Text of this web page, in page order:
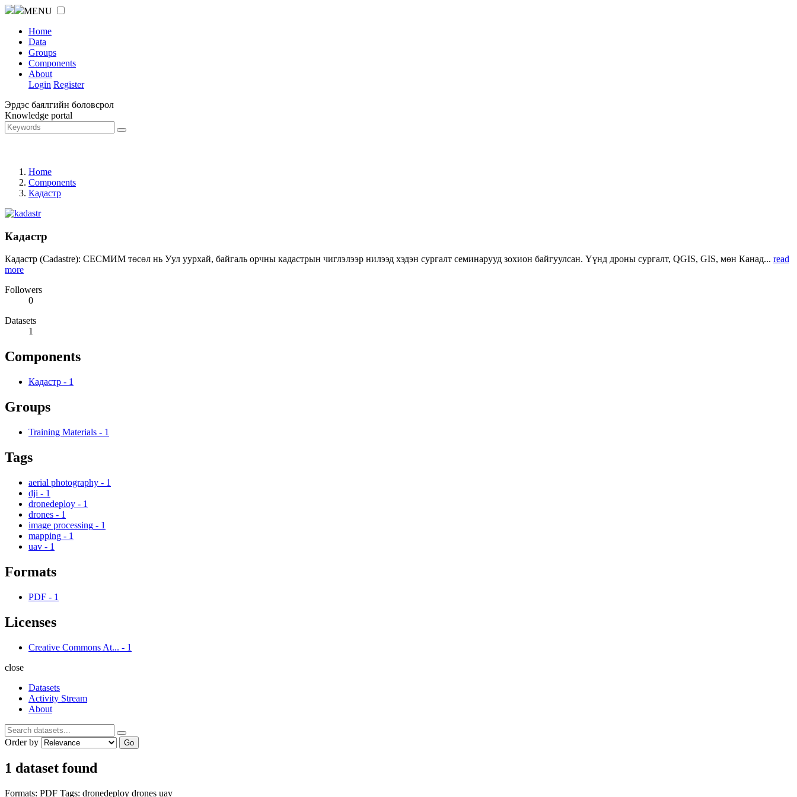
MENU
Home
Data
Groups
Components
About
Login Register
Эрдэс баялгийн боловсрол
Knowledge portal
Home
Components
Кадастр
Кадастр
Кадастр (Cadastre): СЕСМИМ төсөл нь Уул уурхай, байгаль орчны кадастрын чиглэлээр нилээд хэдэн сургалт семинарууд зохион байгуулсан. Үүнд дроны сургалт, QGIS, GIS, мөн Канад... read
more
Followers
0
Datasets
1
Components
Кадастр - 1
Groups
Training Materials - 1
Tags
aerial photography - 1
dji - 1
dronedeploy - 1
drones - 1
image processing - 1
mapping - 1
uav - 1
Formats
PDF - 1
Licenses
Creative Commons At... - 1
close
Datasets
Activity Stream
About
Order by Go
1 dataset found
Formats: PDF Tags: dronedeploy drones uav